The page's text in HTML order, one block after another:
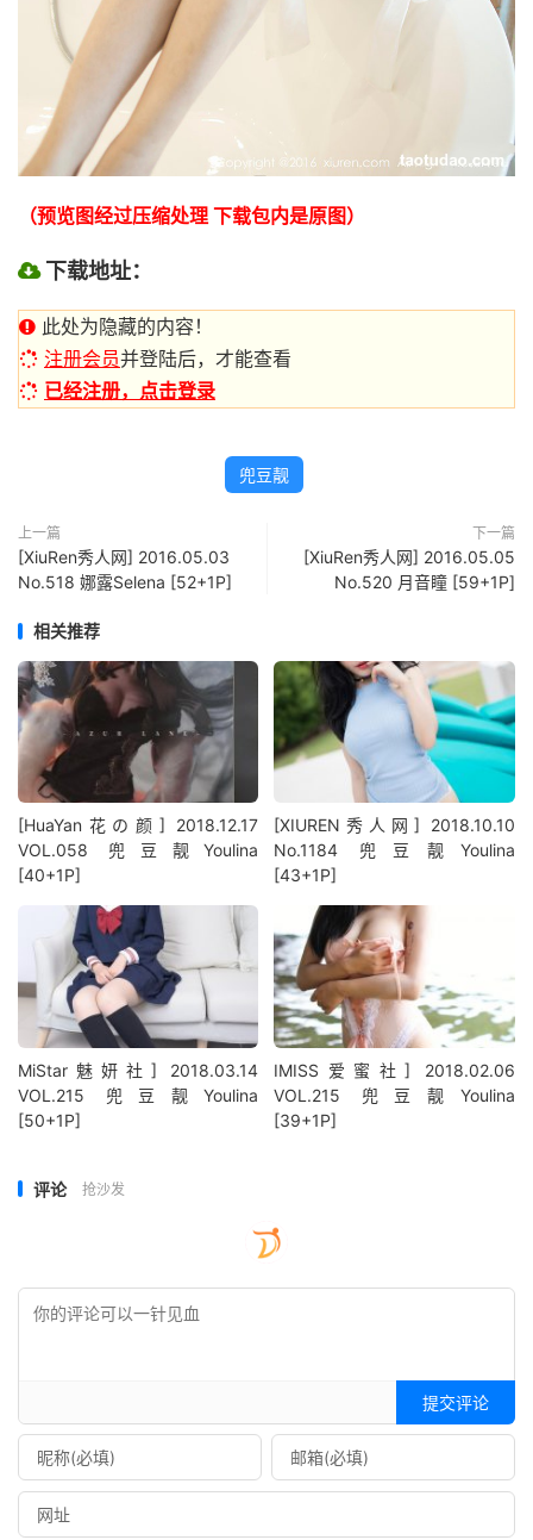
（预览图经过压缩处理 下载包内是原图）
下载地址：
此处为隐藏的内容！
注册会员并登陆后，才能查看
已经注册，点击登录
兜豆靓
上一篇
[XiuRen秀人网] 2016.05.03
No.518 娜露Selena [52+1P]
下一篇
[XiuRen秀人网] 2016.05.05
No.520 月音瞳 [59+1P]
相关推荐
[HuaYan花の颜] 2018.12.17
VOL.058 兜豆靓Youlina
[40+1P]
[XIUREN秀人网] 2018.10.10
No.1184 兜豆靓Youlina
[43+1P]
MiStar魅妍社] 2018.03.14
VOL.215 兜豆靓Youlina
[50+1P]
IMISS爱蜜社] 2018.02.06
VOL.215 兜豆靓Youlina
[39+1P]
评论 抢沙发
提交评论